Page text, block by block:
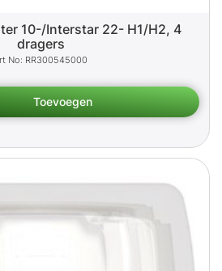
10-/Interstar 22- H1/H2, 4
dragers
RR300545000